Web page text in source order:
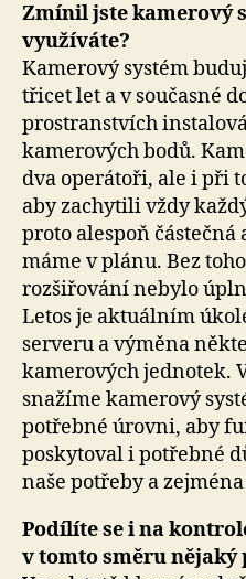
Zmínil jste kamerový
využíváte?
Kamerový systém
třicet let a v současné
prostranstvích
kamerových bodů.
dva operátoři, ale i při
aby zachytili vždy
proto alespoň
máme v plánu. Bez
rozšiřování nebylo
Letos je aktuálním
serveru a výměna
kamerových jednotek.
snažíme kamerový
potřebné úrovni, aby
poskytoval i potřebné
naše potřeby a
Podílíte se i na
v tomto směru nějaký